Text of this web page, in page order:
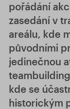
pořádání
zasedání v
areálu, kde
původními
jedinečnou
kde se
historickým